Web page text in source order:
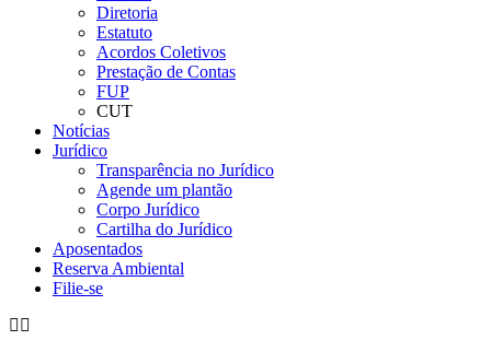
Diretoria
Estatuto
Acordos Coletivos
Prestação de Contas
FUP
CUT
Notícias
Jurídico
Transparência no Jurídico
Agende um plantão
Corpo Jurídico
Cartilha do Jurídico
Aposentados
Reserva Ambiental
Filie-se